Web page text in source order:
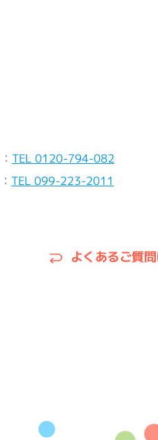
TEL 0120-794-082
TEL 099-223-2011
よくあるご質